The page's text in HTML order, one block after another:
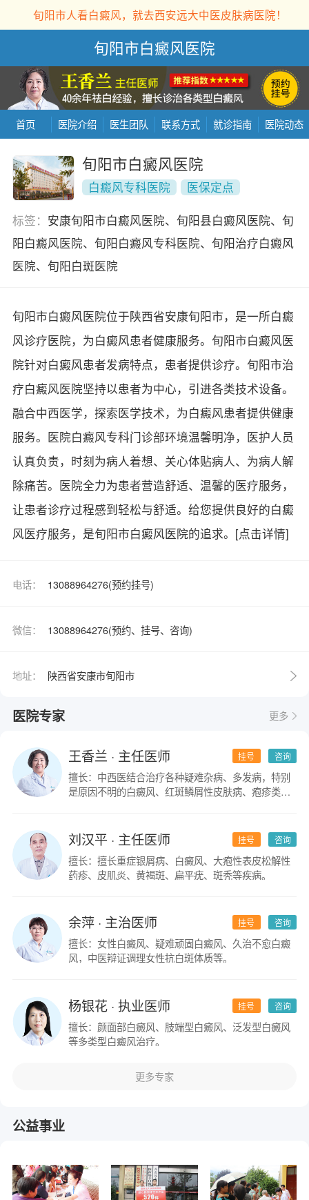
旬阳市人看白癜风，就去西安远大中医皮肤病医院！
旬阳市白癜风医院
首页 医院介绍 医生团队 联系方式 就诊指南 医院动态
旬阳市白癜风医院
白癜风专科医院
医保定点
标签： 安康旬阳市白癜风医院、旬阳县白癜风医院、旬
阳白癜风医院、旬阳白癜风专科医院、旬阳治疗白癜风
医院、旬阳白斑医院
旬阳市白癜风医院位于陕西省安康旬阳市，是一所白癜
风诊疗医院，为白癜风患者健康服务。旬阳市白癜风医
院针对白癜风患者发病特点，患者提供诊疗。旬阳市治
疗白癜风医院坚持以患者为中心，引进各类技术设备。
融合中西医学，探索医学技术，为白癜风患者提供健康
服务。医院白癜风专科门诊部环境温馨明净，医护人员
认真负责，时刻为病人着想、关心体贴病人、为病人解
除痛苦。医院全力为患者营造舒适、温馨的医疗服务，
让患者诊疗过程感到轻松与舒适。给您提供良好的白癜
风医疗服务，是旬阳市白癜风医院的追求。 [点击详情]
电话： 13088964276(预约挂号)
微信： 13088964276(预约、挂号、咨询)
地址： 陕西省安康市旬阳市
医院专家 更多
咨询
挂号
王香兰 · 主任医师
擅长：中西医结合治疗各种疑难杂病、多发病，特别
是原因不明的白癜风、红斑鳞屑性皮肤病、疱疹类皮
咨询
挂号
刘汉平· 主任医师
擅长：擅长重症银屑病、白癜风、大疱性表皮松解性
药疹、皮肌炎、黄褐斑、扁平疣、斑秃等疾病。
咨询
挂号
余萍· 主治医师
擅长：女性白癜风、疑难顽固白癜风、久治不愈白癜
风，中医辩证调理女性抗白斑体质等。
咨询
挂号
杨银花· 执业医师
擅长：颜面部白癜风、肢端型白癜风、泛发型白癜风
等多类型白癜风治疗。
更多专家
公益事业